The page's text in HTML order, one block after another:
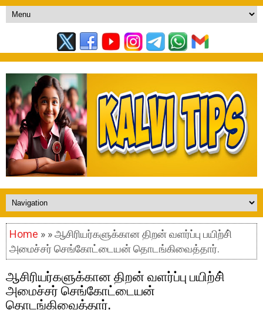
Home » » ஆசிரியர்களுக்கான திறன் வளர்ப்பு பயிற்சி்
அமைச்சர் செங்கோட்டையன் தொடங்கிவைத்தார்.
ஆசிரியர்களுக்கான திறன் வளர்ப்பு பயிற்சி்
அமைச்சர் செங்கோட்டையன்
தொடங்கிவைத்தார்.